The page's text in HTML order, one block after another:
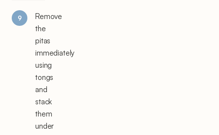
Remove
the
pitas
immediately
using
tongs
and
stack
them
under